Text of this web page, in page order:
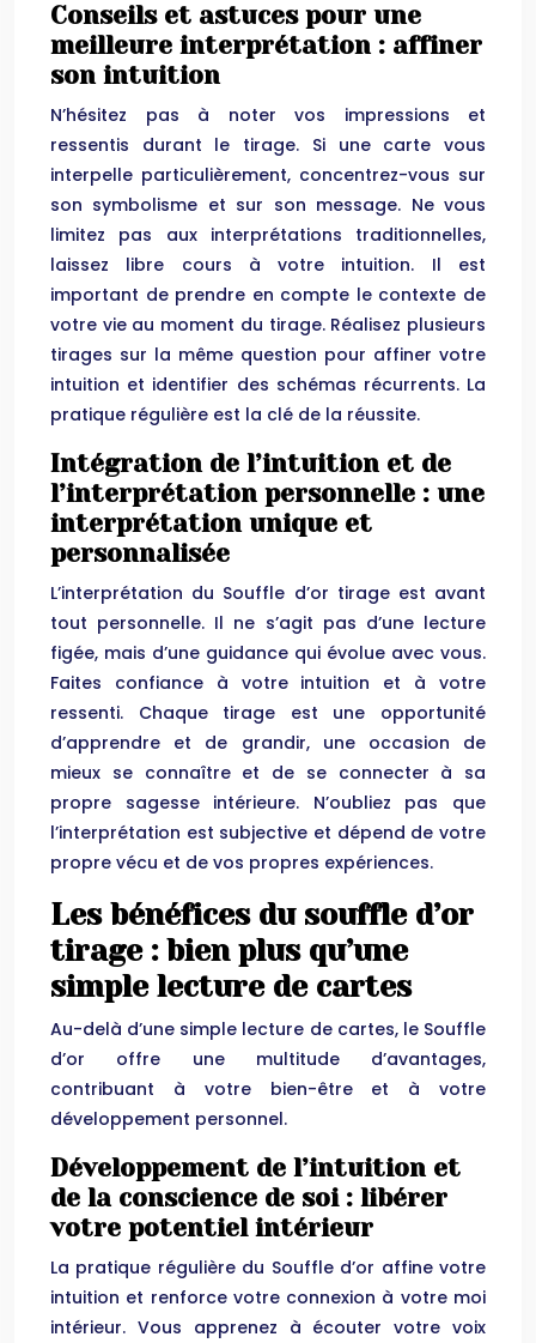
Conseils et astuces pour une
meilleure interprétation : affiner
son intuition
N’hésitez pas à noter vos impressions et
ressentis durant le tirage. Si une carte vous
interpelle particulièrement, concentrez-vous sur
son symbolisme et sur son message. Ne vous
limitez pas aux interprétations traditionnelles,
laissez libre cours à votre intuition. Il est
important de prendre en compte le contexte de
votre vie au moment du tirage. Réalisez plusieurs
tirages sur la même question pour affiner votre
intuition et identifier des schémas récurrents. La
pratique régulière est la clé de la réussite.
Intégration de l’intuition et de
l’interprétation personnelle : une
interprétation unique et
personnalisée
L’interprétation du Souffle d’or tirage est avant
tout personnelle. Il ne s’agit pas d’une lecture
figée, mais d’une guidance qui évolue avec vous.
Faites confiance à votre intuition et à votre
ressenti. Chaque tirage est une opportunité
d’apprendre et de grandir, une occasion de
mieux se connaître et de se connecter à sa
propre sagesse intérieure. N’oubliez pas que
l’interprétation est subjective et dépend de votre
propre vécu et de vos propres expériences.
Les bénéfices du souffle d’or
tirage : bien plus qu’une
simple lecture de cartes
Au-delà d’une simple lecture de cartes, le Souffle
d’or offre une multitude d’avantages,
contribuant à votre bien-être et à votre
développement personnel.
Développement de l’intuition et
de la conscience de soi : libérer
votre potentiel intérieur
La pratique régulière du Souffle d’or affine votre
intuition et renforce votre connexion à votre moi
intérieur. Vous apprenez à écouter votre voix